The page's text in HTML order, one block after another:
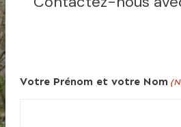
Votre Prénom et votre Nom